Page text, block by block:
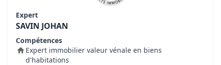
Expert
SAVIN JOHAN
Compétences
Expert immobilier valeur vénale en biens
d'habitations